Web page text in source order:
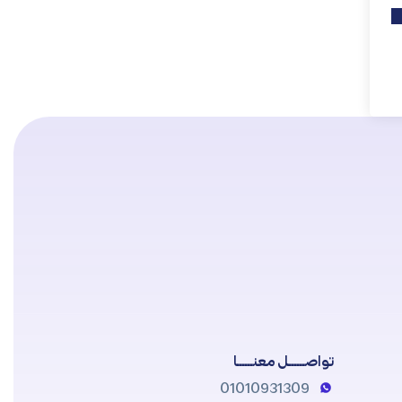
تواصــــــل معنــــــا
01010931309